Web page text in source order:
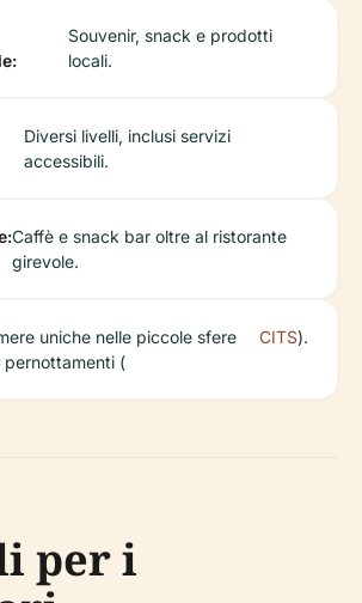
Souvenir, snack e prodotti
locali.
Diversi livelli, inclusi servizi
accessibili.
Caffè e snack bar oltre al ristorante
girevole.
uniche nelle piccole sfere
pernottamenti (
CITS).
per i